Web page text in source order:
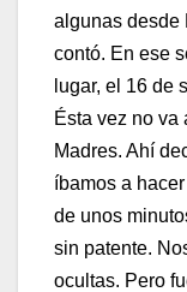
algunas desde
contó. En ese
lugar, el 16 de
Ésta vez no va
Madres. Ahí
íbamos a
de unos
sin patente.
ocultas. Pero